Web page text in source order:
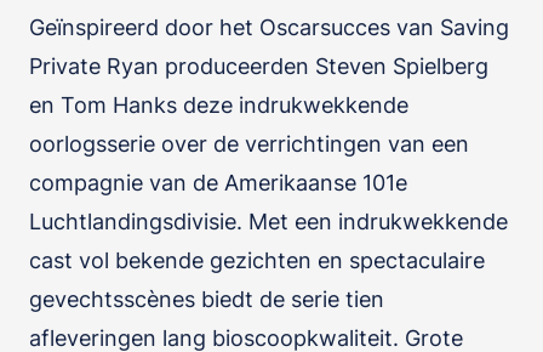
Geïnspireerd door het Oscarsucces van Saving
Private Ryan produceerden Steven Spielberg
en Tom Hanks deze indrukwekkende
oorlogsserie over de verrichtingen van een
compagnie van de Amerikaanse 101e
Luchtlandingsdivisie. Met een indrukwekkende
cast vol bekende gezichten en spectaculaire
gevechtsscènes biedt de serie tien
afleveringen lang bioscoopkwaliteit. Grote